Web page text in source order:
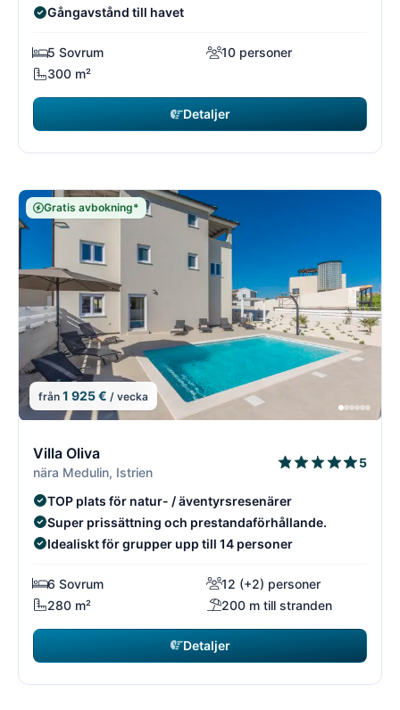
Gångavstånd till havet
5 Sovrum
10 personer
300 m²
Detaljer
Gratis avbokning*
från 1 925 € / vecka
Villa Oliva
nära Medulin, Istrien
5
TOP plats för natur- / äventyrsresenärer
Super prissättning och prestandaförhållande.
Idealiskt för grupper upp till 14 personer
6 Sovrum
12 (+2) personer
280 m²
200 m till stranden
Detaljer